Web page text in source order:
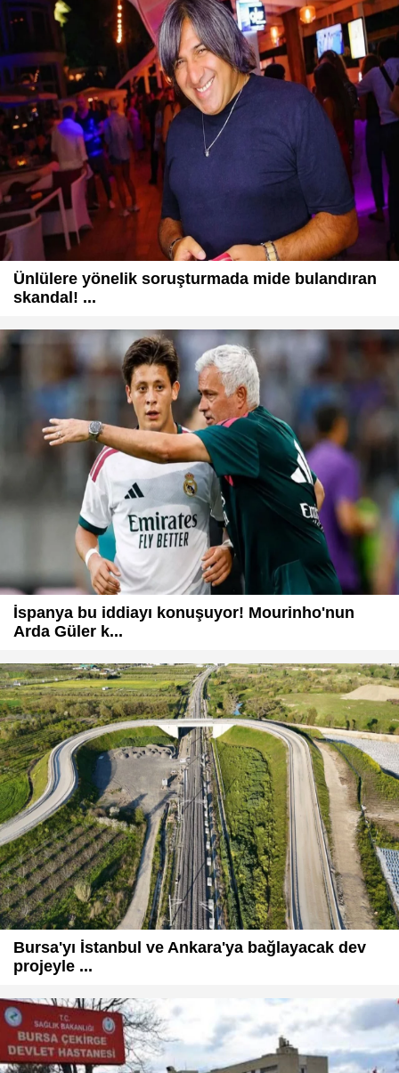
Ünlülere yönelik soruşturmada mide bulandıran
skandal! ...
İspanya bu iddiayı konuşuyor! Mourinho'nun
Arda Güler k...
Bursa'yı İstanbul ve Ankara'ya bağlayacak dev
projeyle ...